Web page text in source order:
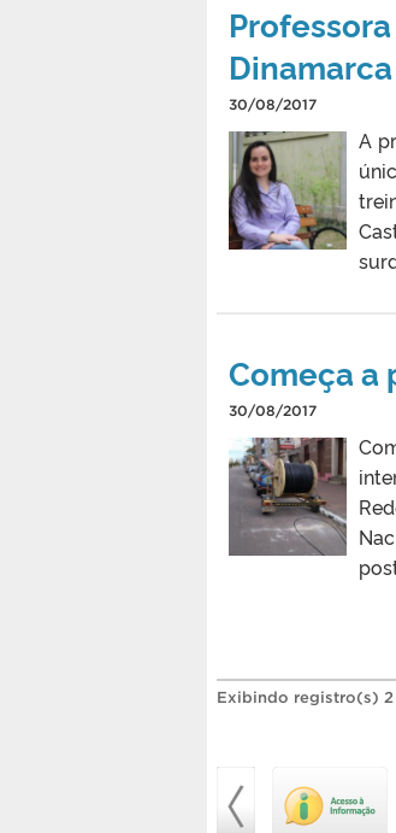
Dinamarca
30/08/2017
A
Começa a
30/08/2017
Exibindo registro(s)